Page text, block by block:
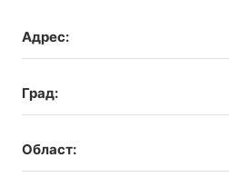
Адрес:
Град:
Област: